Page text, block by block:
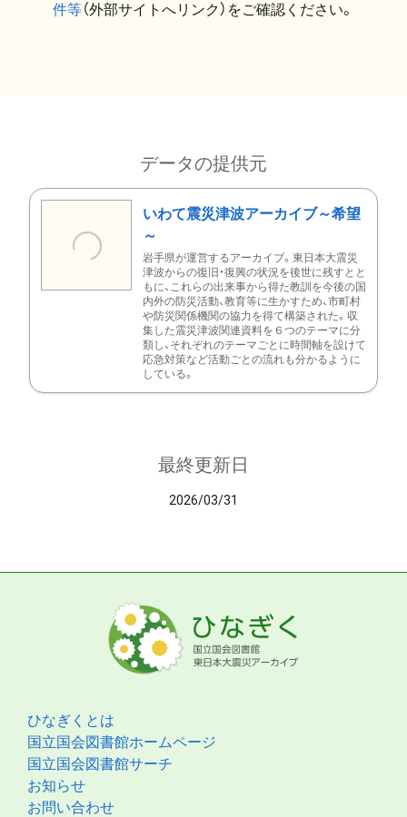
件等（外部サイトへリンク）をご確認ください。
データの提供元
いわて震災津波アーカイブ～希望
～
岩手県が運営するアーカイブ。東日本大震災
津波からの復旧・復興の状況を後世に残すとと
もに、これらの出来事から得た教訓を今後の国
内外の防災活動、教育等に生かすため、市町村
や防災関係機関の協力を得て構築された。収
集した震災津波関連資料を６つのテーマに分
類し、それぞれのテーマごとに時間軸を設けて
応急対策など活動ごとの流れも分かるように
している。
最終更新日
2026/03/31
ひなぎくとは
国立国会図書館ホームページ
国立国会図書館サーチ
お知らせ
お問い合わせ